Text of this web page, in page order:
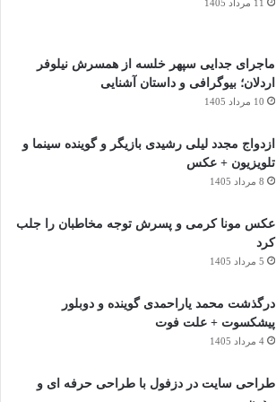
11 مرداد 1405
ماجرای جدایی سپهر خلسه از همسرش نیلوفر
اردلان؛ بیوگرافی و داستان آشنایی
10 مرداد 1405
ازدواج مجدد لیلی رشیدی بازیگر و گوینده سینما و
تلویزیون + عکس
8 مرداد 1405
عکس مونا کرمی و پسرش توجه مخاطبان را جلب
کرد
5 مرداد 1405
درگذشت محمد یاراحمدی گوینده و دوبلور
پیشکسوت + علت فوت
4 مرداد 1405
طراحی سایت در دزفول با طراحی حرفه‌ ای و